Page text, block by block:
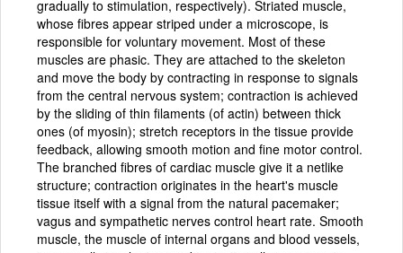
gradually to stimulation, respectively). Striated muscle,
whose fibres appear striped under a microscope, is
responsible for voluntary movement. Most of these
muscles are phasic. They are attached to the skeleton
and move the body by contracting in response to signals
from the central nervous system; contraction is achieved
by the sliding of thin filaments (of actin) between thick
ones (of myosin); stretch receptors in the tissue provide
feedback, allowing smooth motion and fine motor control.
The branched fibres of cardiac muscle give it a netlike
structure; contraction originates in the heart's muscle
tissue itself with a signal from the natural pacemaker;
vagus and sympathetic nerves control heart rate. Smooth
muscle, the muscle of internal organs and blood vessels,